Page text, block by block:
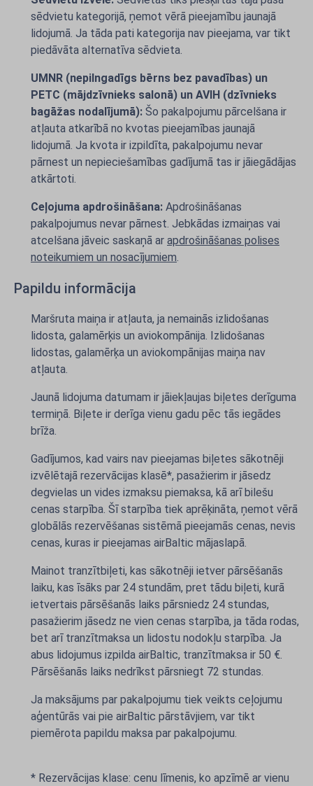
sēdvietu kategorijā, ņemot vērā pieejamību jaunajā
lidojumā. Ja tāda pati kategorija nav pieejama, var tikt
piedāvāta alternatīva sēdvieta.
UMNR (nepilngadīgs bērns bez pavadības) un
PETC (mājdzīvnieks salonā) un AVIH (dzīvnieks
bagāžas nodalījumā): Šo pakalpojumu pārcelšana ir
atļauta atkarībā no kvotas pieejamības jaunajā
lidojumā. Ja kvota ir izpildīta, pakalpojumu nevar
pārnest un nepieciešamības gadījumā tas ir jāiegādājas
atkārtoti.
Ceļojuma apdrošināšana: Apdrošināšanas
pakalpojumus nevar pārnest. Jebkādas izmaiņas vai
atcelšana jāveic saskaņā ar apdrošināšanas polises
noteikumiem un nosacījumiem.
Papildu informācija
Maršruta maiņa ir atļauta, ja nemainās izlidošanas
lidosta, galamērķis un aviokompānija. Izlidošanas
lidostas, galamērķa un aviokompānijas maiņa nav
atļauta.
Jaunā lidojuma datumam ir jāiekļaujas biļetes derīguma
termiņā. Biļete ir derīga vienu gadu pēc tās iegādes
brīža.
Gadījumos, kad vairs nav pieejamas biļetes sākotnēji
izvēlētajā rezervācijas klasē*, pasažierim ir jāsedz
degvielas un vides izmaksu piemaksa, kā arī bilešu
cenas starpība. Šī starpība tiek aprēķināta, ņemot vērā
globālās rezervēšanas sistēmā pieejamās cenas, nevis
cenas, kuras ir pieejamas airBaltic mājaslapā.
Mainot tranzītbiļeti, kas sākotnēji ietver pārsēšanās
laiku, kas īsāks par 24 stundām, pret tādu biļeti, kurā
ietvertais pārsēšanās laiks pārsniedz 24 stundas,
pasažierim jāsedz ne vien cenas starpība, ja tāda rodas,
bet arī tranzītmaksa un lidostu nodokļu starpība. Ja
abus lidojumus izpilda airBaltic, tranzītmaksa ir 50 €.
Pārsēšanās laiks nedrīkst pārsniegt 72 stundas.
Ja maksājums par pakalpojumu tiek veikts ceļojumu
aģentūrās vai pie airBaltic pārstāvjiem, var tikt
piemērota papildu maksa par pakalpojumu.
* Rezervācijas klase: cenu līmenis, ko apzīmē ar vienu